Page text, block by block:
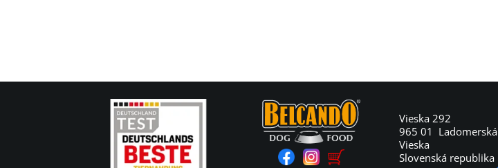
Vieska 292
965 01 Ladomerská
Vieska
Slovenská republika